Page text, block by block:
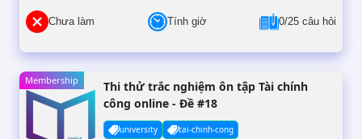
Chưa làm Tính giờ 0/25 câu hỏi
Membership
Thi thử trắc nghiệm ôn tập Tài chính
công online - Đề #18
university tai-chinh-cong